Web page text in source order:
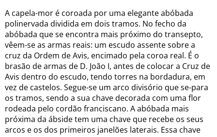
A capela-mor é coroada por uma elegante abóbada
polinervada dividida em dois tramos. No fecho da
abóbada que se encontra mais próximo do transepto,
vêem-se as armas reais: um escudo assente sobre a
cruz da Ordem de Avis, encimado pela coroa real. É o
brasão de armas de D. João I, antes de colocar a Cruz de
Avis dentro do escudo, tendo torres na bordadura, em
vez de castelos. Segue-se um arco divisório que se-para
os tramos, sendo a sua chave decorada com uma flor
rodeada pelo cordão franciscano. A abóbada mais
próxima da ábside tem uma chave que recebe os seus
arcos e os dos primeiros janelões laterais. Essa chave